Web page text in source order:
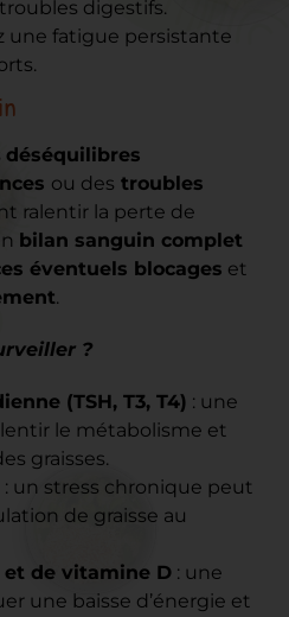
digestifs.
une fatigue persistante
déséquilibres
ou des troubles
ralentir la perte de
bilan sanguin complet
éventuels blocages et
.
?
(TSH, T3, T4) : une
le métabolisme et
graisses.
: un stress chronique peut
de graisse au
et de vitamine D : une
une baisse d’énergie et